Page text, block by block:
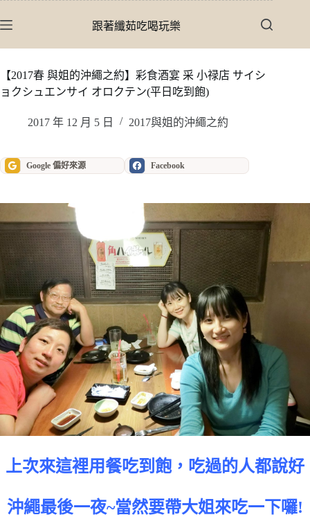
至
內
容
跟著纖茹吃喝玩樂
【2017春 與姐的沖繩之約】彩食酒宴 采 小禄店 サイシ
ョクシュエンサイ オロクテン(平日吃到飽)
2017 年 12 月 5 日 2017與姐的沖繩之約
Google 偏好來源 Facebook
上次來這裡用餐吃到飽，吃過的人都說好
沖繩最後一夜~當然要帶大姐來吃一下囉!